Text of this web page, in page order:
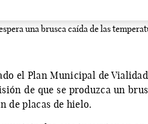
una brusca caída de las
el Plan Municipal de
de que se produzca un
de placas de hielo.